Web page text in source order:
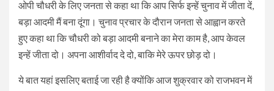
ओपी चौधरी के लिए जनता से कहा था कि आप सिर्फ इन्हें चुनाव में जीता दें,
बड़ा आदमी मैं बना दूंगा। चुनाव प्रचार के दौरान जनता से आह्वान करते
हुए कहा था कि चौधरी को बड़ा आदमी बनाने का मेरा काम है, आप केवल
इन्हें जीता दो। अपना आशीर्वाद दे दो, बाकि मेरे ऊपर छोड़ दो।
ये बात यहां इसलिए बताई जा रही है क्योंकि आज शुक्रवार को राजभवन में